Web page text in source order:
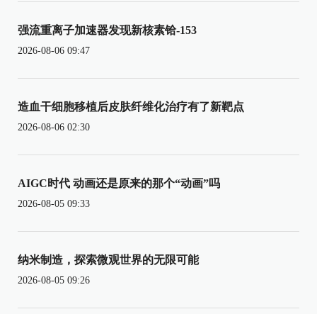
强流重离子加速器发现新核素铪-153
2026-08-06 09:47
造血干细胞移植后皮肤纤维化治疗有了新靶点
2026-08-06 02:30
AIGC时代 动画还是原来的那个“动画”吗
2026-08-05 09:33
纳米制造，探索微观世界的无限可能
2026-08-05 09:26